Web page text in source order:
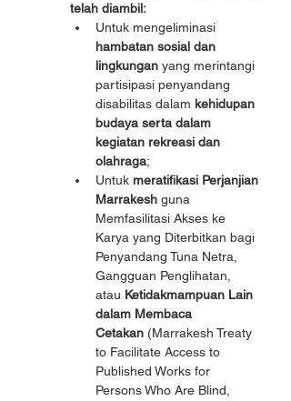
telah diambil:
Untuk mengeliminasi
hambatan sosial dan
lingkungan yang merintangi
partisipasi penyandang
disabilitas dalam kehidupan
budaya serta dalam
kegiatan rekreasi dan
olahraga;
Untuk meratifikasi Perjanjian
Marrakesh guna
Memfasilitasi Akses ke
Karya yang Diterbitkan bagi
Penyandang Tuna Netra,
Gangguan Penglihatan,
atau Ketidakmampuan Lain
dalam Membaca
Cetakan (Marrakesh Treaty
to Facilitate Access to
Published Works for
Persons Who Are Blind,